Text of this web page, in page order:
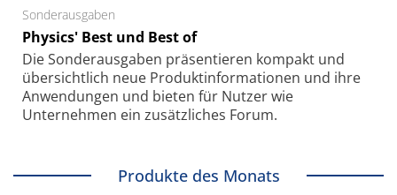
Sonderausgaben
Physics' Best und Best of
Die Sonder­ausgaben präsentieren kompakt und
übersichtlich neue Produkt­informationen und ihre
Anwendungen und bieten für Nutzer wie
Unternehmen ein zusätzliches Forum.
Produkte des Monats